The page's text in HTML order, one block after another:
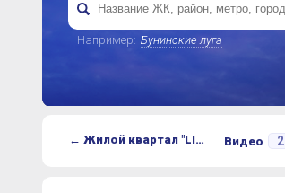
Например: Бунинские луга
← Жилой квартал "LIFE-Варшавская" (Лайф-Варшавская) Видео 2